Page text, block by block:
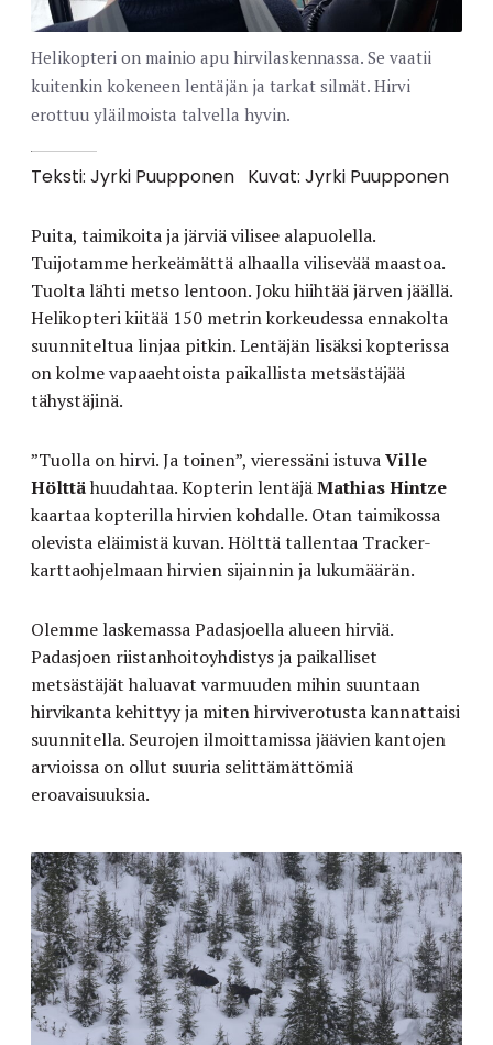
Helikopteri on mainio apu hirvilaskennassa. Se vaatii
kuitenkin kokeneen lentäjän ja tarkat silmät. Hirvi
erottuu yläilmoista talvella hyvin.
Teksti: Jyrki Puupponen Kuvat: Jyrki Puupponen
Puita, taimikoita ja järviä vilisee alapuolella.
Tuijotamme herkeämättä alhaalla vilisevää maastoa.
Tuolta lähti metso lentoon. Joku hiihtää järven jäällä.
Helikopteri kiitää 150 metrin korkeudessa ennakolta
suunniteltua linjaa pitkin. Lentäjän lisäksi kopterissa
on kolme vapaaehtoista paikallista metsästäjää
tähystäjinä.
”Tuolla on hirvi. Ja toinen”, vieressäni istuvaVille
Hölttähuudahtaa. Kopterin lentäjäMathias Hintze
kaartaa kopterilla hirvien kohdalle. Otan taimikossa
olevista eläimistä kuvan. Hölttä tallentaa Tracker-
karttaohjelmaan hirvien sijainnin ja lukumäärän.
Olemme laskemassa Padasjoella alueen hirviä.
Padasjoen riistanhoitoyhdistys ja paikalliset
metsästäjät haluavat varmuuden mihin suuntaan
hirvikanta kehittyy ja miten hirviverotusta kannattaisi
suunnitella. Seurojen ilmoittamissa jäävien kantojen
arvioissa on ollut suuria selittämättömiä
eroavaisuuksia.